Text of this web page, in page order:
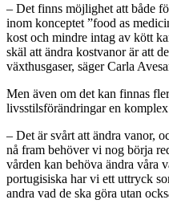
– Det finns möjlighet att både
inom konceptet ”food as
kost och mindre intag av kött
skäl att ändra kostvanor är att
växthusgaser, säger Carla
Men även om det kan finnas
livsstilsförändringar en
– Det är svårt att ändra vanor,
nå fram behöver vi nog börja
vården kan behöva ändra våra
portugisiska har vi ett uttryck
andra vad de ska göra utan